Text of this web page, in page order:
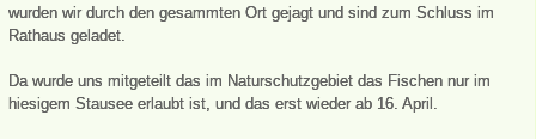
wurden wir durch den gesammten Ort gejagt und sind zum Schluss im
Rathaus geladet.
Da wurde uns mitgeteilt das im Naturschutzgebiet das Fischen nur im
hiesigem Stausee erlaubt ist, und das erst wieder ab 16. April.